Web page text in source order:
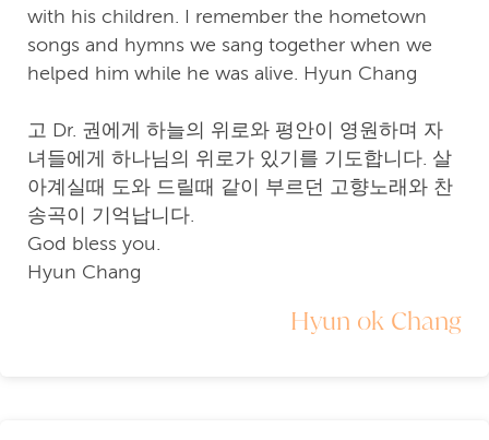
with his children. I remember the hometown
songs and hymns we sang together when we
helped him while he was alive. Hyun Chang
고 Dr. 권에게 하늘의 위로와 평안이 영원하며 자
녀들에게 하나님의 위로가 있기를 기도합니다. 살
아계실때 도와 드릴때 같이 부르던 고향노래와 찬
송곡이 기억납니다.
God bless you.
Hyun Chang
Hyun ok Chang